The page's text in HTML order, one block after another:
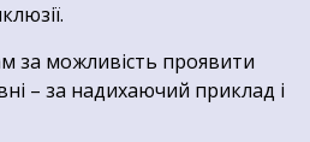
за можливість проявити
– за надихаючий приклад і